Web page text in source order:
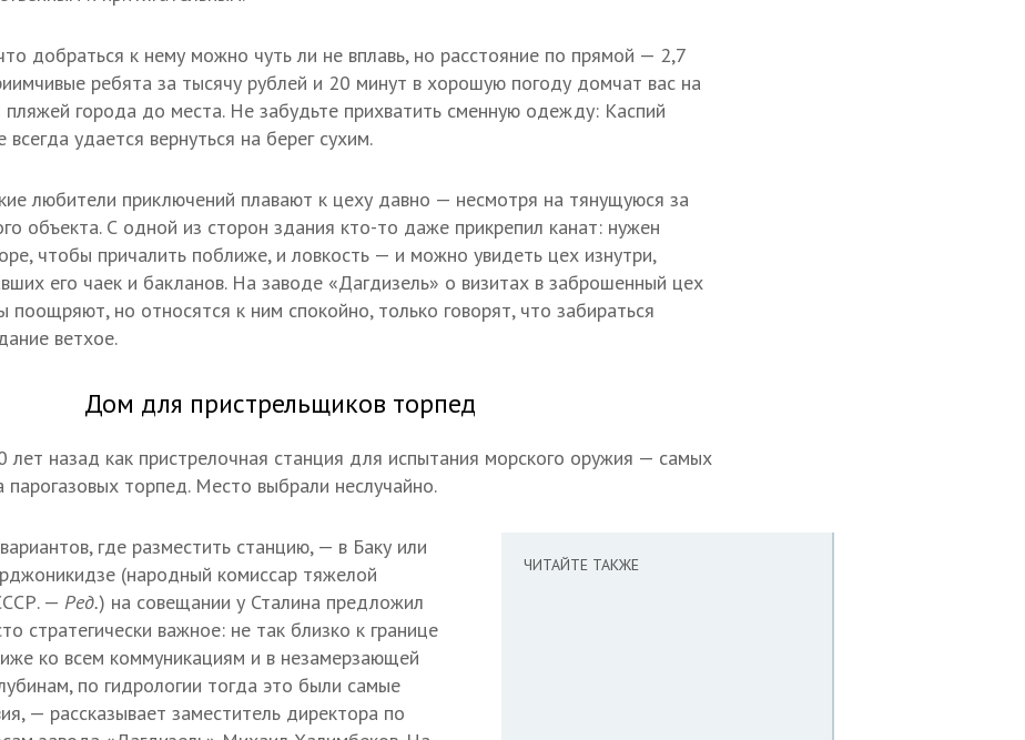
добраться к нему можно чуть ли не вплавь, но расстояние по прямой — 2,7
ребята за тысячу рублей и 20 минут в хорошую погоду домчат вас на
пляжей города до места. Не забудьте прихватить сменную одежду: Каспий
всегда удается вернуться на берег сухим.
любители приключений плавают к цеху давно — несмотря на тянущуюся за
объекта. С одной из сторон здания кто-то даже прикрепил канат: нужен
чтобы причалить поближе, и ловкость — и можно увидеть цех изнутри,
его чаек и бакланов. На заводе «Дагдизель» о визитах в заброшенный цех
поощряют, но относятся к ним спокойно, только говорят, что забираться
ветхое.
Дом для пристрельщиков торпед
лет назад как пристрелочная станция для испытания морского оружия — самых
парогазовых торпед. Место выбрали неслучайно.
ЧИТАЙТЕ ТАКЖЕ
где разместить станцию, — в Баку или
(народный комиссар тяжелой
— Ред.) на совещании у Сталина предложил
стратегически важное: не так близко к границе
ко всем коммуникациям и в незамерзающей
по гидрологии тогда это были самые
— рассказывает заместитель директора по